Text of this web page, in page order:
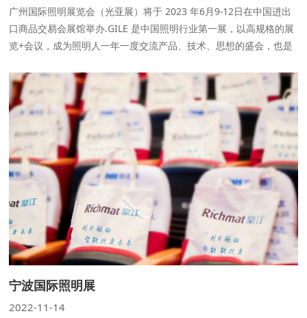
广州国际照明展览会（光亚展）将于 2023 年6月9-12日在中国进出
口商品交易会展馆举办.GILE 是中国照明行业第一展，以高规格的展
览+会议，成为照明人一年一度交流产品、技术、思想的盛会，也是
宁波国际照明展
2022-11-14